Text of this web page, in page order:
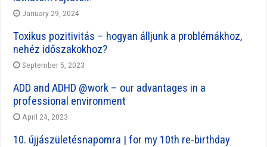
January 29, 2024
Toxikus pozitivitás – hogyan álljunk a problémákhoz,
nehéz időszakokhoz?
September 5, 2023
ADD and ADHD @work – our advantages in a
professional environment
April 24, 2023
10. újjászületésnapomra | for my 10th re-birthday